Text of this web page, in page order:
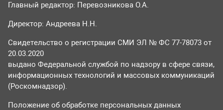
Главный редактор: Перевозникова О.А.
Директор: Андреева Н.Н.
Свидетельство о регистрации СМИ ЭЛ № ФС 77-78073 от
20.03.2020
выдано Федеральной службой по надзору в сфере связи,
информационных технологий и массовых коммуникаций
(Роскомнадзор).
Положение об обработке персональных данных